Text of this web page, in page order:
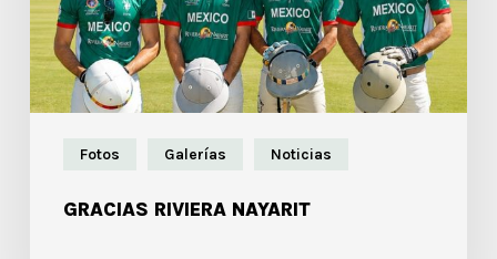
Fotos Galerías Noticias
GRACIAS RIVIERA NAYARIT